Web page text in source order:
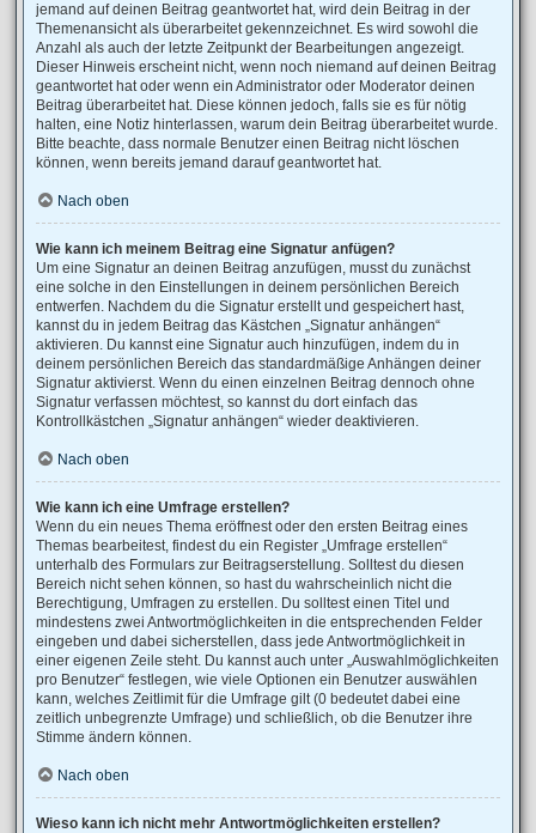
jemand auf deinen Beitrag geantwortet hat, wird dein Beitrag in der
Themenansicht als überarbeitet gekennzeichnet. Es wird sowohl die
Anzahl als auch der letzte Zeitpunkt der Bearbeitungen angezeigt.
Dieser Hinweis erscheint nicht, wenn noch niemand auf deinen Beitrag
geantwortet hat oder wenn ein Administrator oder Moderator deinen
Beitrag überarbeitet hat. Diese können jedoch, falls sie es für nötig
halten, eine Notiz hinterlassen, warum dein Beitrag überarbeitet wurde.
Bitte beachte, dass normale Benutzer einen Beitrag nicht löschen
können, wenn bereits jemand darauf geantwortet hat.
Nach oben
Wie kann ich meinem Beitrag eine Signatur anfügen?
Um eine Signatur an deinen Beitrag anzufügen, musst du zunächst
eine solche in den Einstellungen in deinem persönlichen Bereich
entwerfen. Nachdem du die Signatur erstellt und gespeichert hast,
kannst du in jedem Beitrag das Kästchen „Signatur anhängen“
aktivieren. Du kannst eine Signatur auch hinzufügen, indem du in
deinem persönlichen Bereich das standardmäßige Anhängen deiner
Signatur aktivierst. Wenn du einen einzelnen Beitrag dennoch ohne
Signatur verfassen möchtest, so kannst du dort einfach das
Kontrollkästchen „Signatur anhängen“ wieder deaktivieren.
Nach oben
Wie kann ich eine Umfrage erstellen?
Wenn du ein neues Thema eröffnest oder den ersten Beitrag eines
Themas bearbeitest, findest du ein Register „Umfrage erstellen“
unterhalb des Formulars zur Beitragserstellung. Solltest du diesen
Bereich nicht sehen können, so hast du wahrscheinlich nicht die
Berechtigung, Umfragen zu erstellen. Du solltest einen Titel und
mindestens zwei Antwortmöglichkeiten in die entsprechenden Felder
eingeben und dabei sicherstellen, dass jede Antwortmöglichkeit in
einer eigenen Zeile steht. Du kannst auch unter „Auswahlmöglichkeiten
pro Benutzer“ festlegen, wie viele Optionen ein Benutzer auswählen
kann, welches Zeitlimit für die Umfrage gilt (0 bedeutet dabei eine
zeitlich unbegrenzte Umfrage) und schließlich, ob die Benutzer ihre
Stimme ändern können.
Nach oben
Wieso kann ich nicht mehr Antwortmöglichkeiten erstellen?